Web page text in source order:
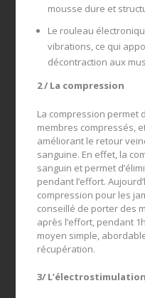
mousse dure et
Le rouleau
vibrations, ce qui
décontraction aux
2 / La compression
La compression permet
membres compressés,
améliorant le retour
sanguine. En effet, la
sanguin et permet
pendant l’effort.
compression pour les
conseillé de porter des
après l’effort, pendant
moyen simple,
récupération.
3/ L’électrostimulation